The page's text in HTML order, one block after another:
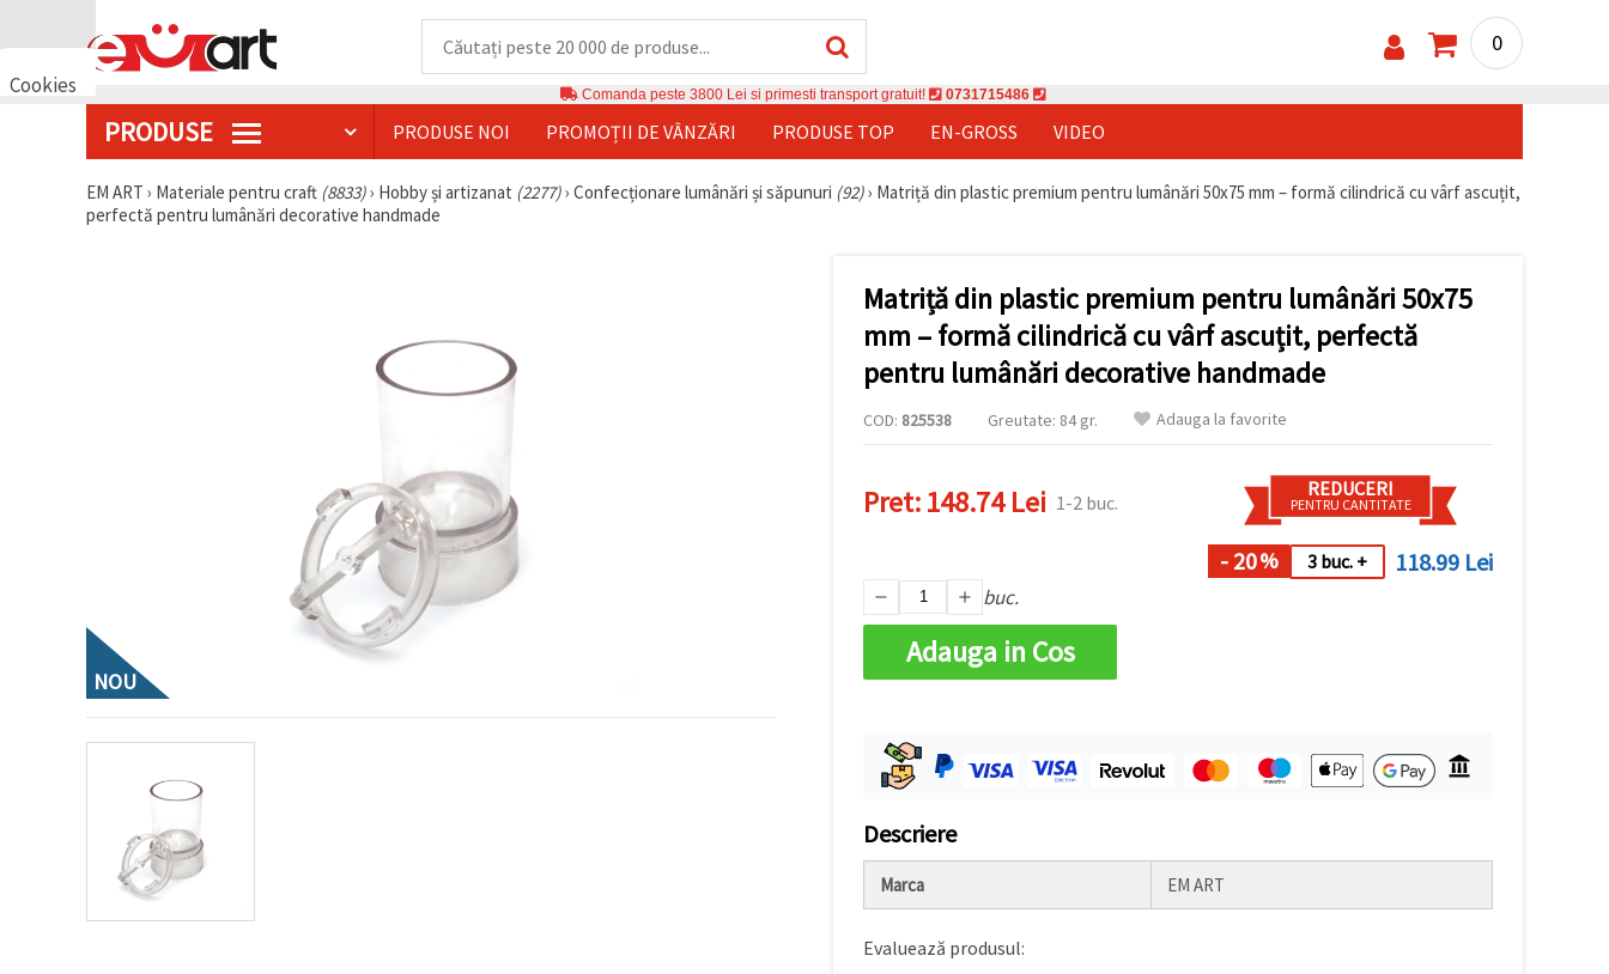
Cookies
0
Comanda peste 3800 Lei si primesti transport gratuit! 0731715486
PRODUSE PRODUSE NOI PROMOȚII DE VÂNZĂRI PRODUSE TOP EN-GROSS VIDEO
EM ART › Materiale pentru craft (8833)› Hobby și artizanat (2277)› Confecționare lumânări și săpunuri (92)› Matriță din plastic premium pentru lumânări 50x75 mm – formă cilindrică cu vârf ascuțit,
perfectă pentru lumânări decorative handmade
NOU
Matriță din plastic premium pentru lumânări 50x75
mm – formă cilindrică cu vârf ascuțit, perfectă
pentru lumânări decorative handmade
COD: 825538 Greutate: 84 gr. Adauga la favorite
Pret:148.74 Lei 1-2 buc.
REDUCERI
PENTRU CANTITATE
- 20% 3 buc. + 118.99 Lei
buc.
Adauga in Cos
Descriere
Marca EM ART
Evaluează produsul: